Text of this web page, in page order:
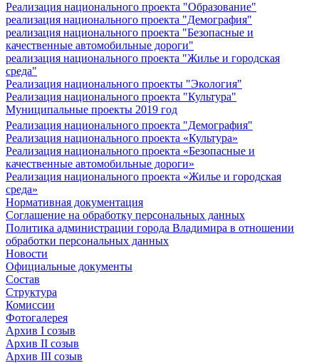
Реализация национального проекта "Образование"
реализация национального проекта "Демография"
реализация национального проекта "Безопасные и
качественные автомобильные дороги"
реализация национального проекта "Жилье и городская
среда"
Реализация национального проекты "Экология"
Реализация национального проекта "Культура"
Муниципальные проекты 2019 год
Реализация национального проекта "Демография"
Реализация национального проекта «Культура»
Реализация национального проекта «Безопасные и
качественные автомобильные дороги»
Реализация национального проекта «Жилье и городская
среда»
Нормативная документация
Соглашение на обработку персональных данных
Политика администрации города Владимира в отношении
обработки персональных данных
Новости
Официальные документы
Состав
Структура
Комиссии
Фотогалерея
Архив I созыв
Архив II созыв
Архив III созыв